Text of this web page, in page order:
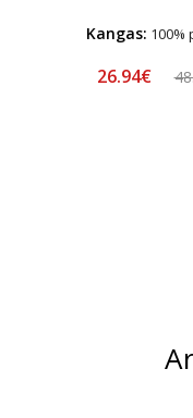
Kangas: 100%
26.94€